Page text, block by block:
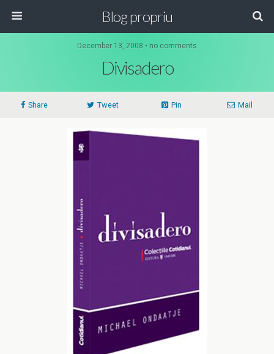
Blog propriu
December 13, 2008 • no comments
Divisadero
Share Tweet Pin Mail